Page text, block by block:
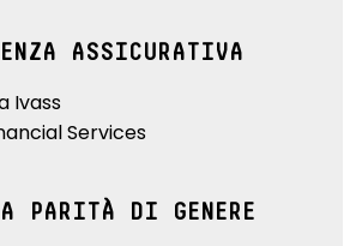
ASSICURATIVA
Ivass
Services
PARITÀ DI GENERE